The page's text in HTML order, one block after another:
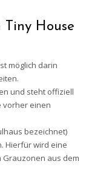
House
möglich darin
und steht offiziell
vorher einen
bezeichnet)
Hierfür wird eine
Grauzonen aus dem